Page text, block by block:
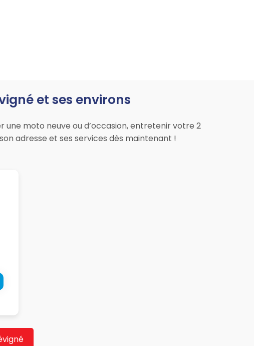
et ses environs
une moto neuve ou d’occasion, entretenir votre 2
adresse et ses services dès maintenant !